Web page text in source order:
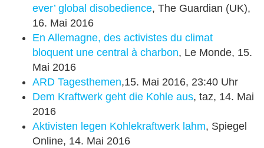
ever’ global disobedience, The Guardian (UK),
16. Mai 2016
En Allemagne, des activistes du climat
bloquent une central à charbon, Le Monde, 15.
Mai 2016
ARD Tagesthemen,15. Mai 2016, 23:40 Uhr
Dem Kraftwerk geht die Kohle aus, taz, 14. Mai
2016
Aktivisten legen Kohlekraftwerk lahm, Spiegel
Online, 14. Mai 2016